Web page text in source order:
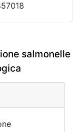
salmonelle